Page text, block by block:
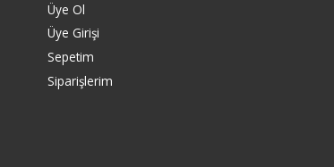
Üye Ol
Üye Girişi
Sepetim
Siparişlerim